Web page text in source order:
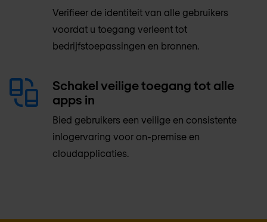
Verifieer de identiteit van alle gebruikers
voordat u toegang verleent tot
bedrijfstoepassingen en bronnen.
Schakel veilige toegang tot alle
apps in
Bied gebruikers een veilige en consistente
inlogervaring voor on-premise en
cloudapplicaties.